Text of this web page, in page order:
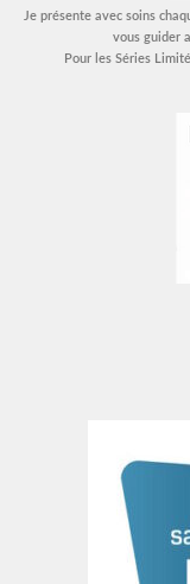
Je présente avec soins
vous guider
Pour les Séries